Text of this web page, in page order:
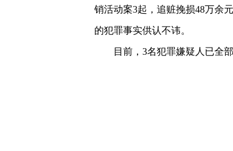
销活动案3起，追赃挽损48万余
的犯罪事实供认不讳。
目前，3名犯罪嫌疑人已全